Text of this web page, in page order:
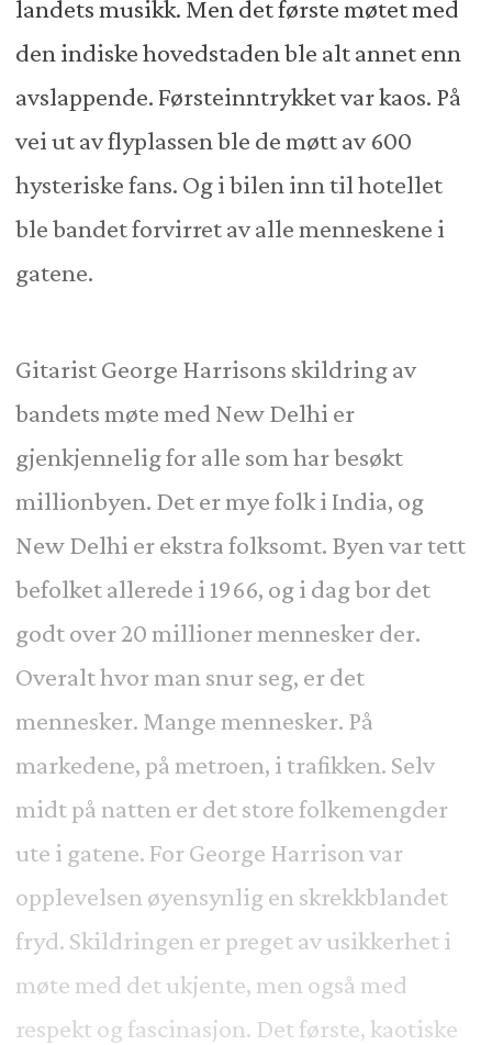
landets musikk. Men det første møtet med
den indiske hovedstaden ble alt annet enn
avslappende. Førsteinntrykket var kaos. På
vei ut av flyplassen ble de møtt av 600
hysteriske fans. Og i bilen inn til hotellet
ble bandet forvirret av alle menneskene i
gatene.
Gitarist George Harrisons skildring av
bandets møte med New Delhi er
gjenkjennelig for alle som har besøkt
millionbyen. Det er mye folk i India, og
New Delhi er ekstra folksomt. Byen var tett
befolket allerede i 1966, og i dag bor det
godt over 20 millioner mennesker der.
Overalt hvor man snur seg, er det
mennesker. Mange mennesker. På
markedene, på metroen, i trafikken. Selv
midt på natten er det store folkemengder
ute i gatene. For George Harrison var
opplevelsen øyensynlig en skrekkblandet
fryd. Skildringen er preget av usikkerhet i
møte med det ukjente, men også med
respekt og fascinasjon. Det første, kaotiske